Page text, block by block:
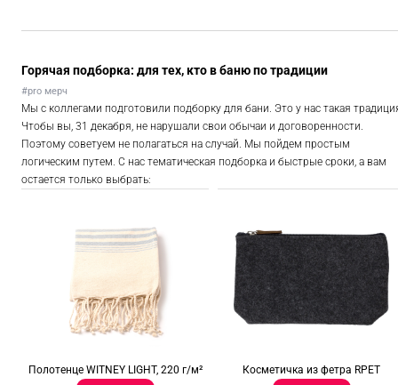
Горячая подборка: для тех, кто в баню по традиции
#pro мерч
Мы с коллегами подготовили подборку для бани. Это у нас такая
Чтобы вы, 31 декабря, не нарушали свои обычаи и договоренности.
Поэтому советуем не полагаться на случай. Мы пойдем простым
логическим путем. С нас тематическая подборка и быстрые сроки, а вам
остается только выбрать:
Полотенце WITNEY LIGHT, 220 г/м²
Косметичка из фетра RPET